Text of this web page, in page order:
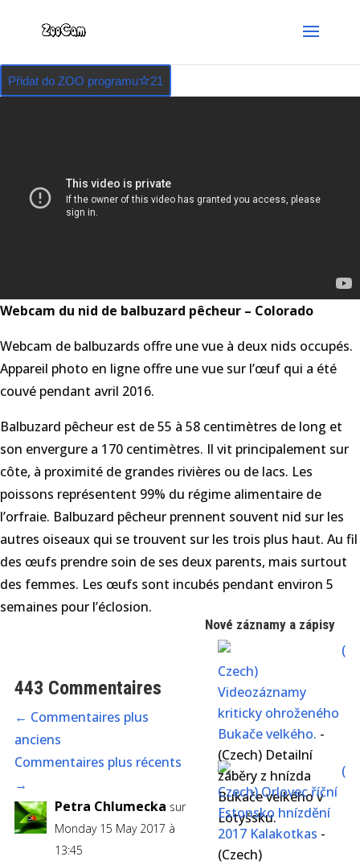
Přidat do ZOO programu 21
Webcam du nid de balbuzard pêcheur – Colorado
Webcam de balbuzards offre une vue à deux nids occupés.
Appareil photo en ligne offre une vue sur l’œuf qui a été
couvé pendant avril 2016.
Balbuzard pêcheur est de 55 à 58 centimètres de long et
son envergure a 170 centimètres. Il vit principalement sur
côte, à proximité de grandes rivières ou de lacs. Les
poissons représentent 99% du régime alimentaire de
l’orfraie. Balbuzard pêcheur prennent souvent nid sur les
autres oiseaux qui se trouvent sur les trois plus haut. Au fil
des œufs prendre soin de ses deux parents, mais surtout
des femmes. Les œufs sont incubés pendant environ 5
semaines pour l’éclosion.
Nové záznamy a zápisy
(
Czech)
Videozáznamy
kriticky ohroženého
Bukače velkého. -
(Czech) Detailní
záběry z hnízda
Bukače velkého v
Lotyšsku.
(
Czech) Orlovec říční
Estonsko hnízdění
2017 Kalakotkas -
(Czech)
443 Commentaires
← Commentaires plus
anciens
Commentaires plus récents
→
Petra Chlumecka sur
Monday 15 May 2017 à
13:45